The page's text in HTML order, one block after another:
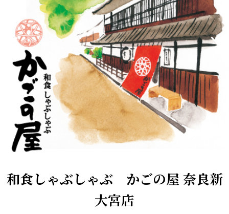
和食しゃぶしゃぶ かごの屋 奈良新
大宮店